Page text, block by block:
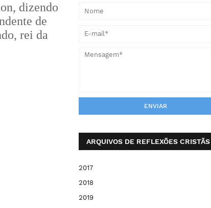
dizendo
de
rei da
ARQUIVOS DE REFLEXÕES CRISTÃS
2017
2018
2019